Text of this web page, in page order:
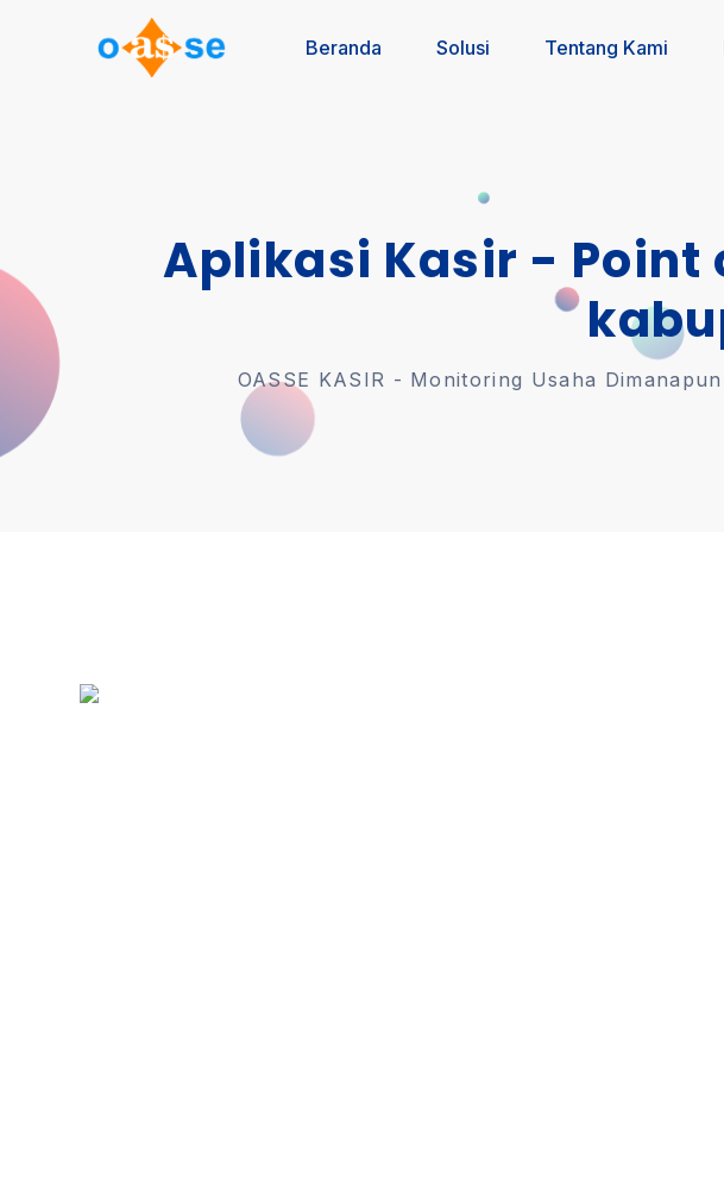
Beranda Solusi Tentang Kami
Aplikasi Kasir - Point
OASSE KASIR - Monitoring Usaha